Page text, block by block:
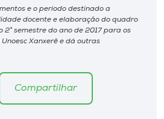
e o período destinado a
docente e elaboração do quadro
2° semestre do ano de 2017 para os
Xanxerê e dá outras
Compartilhar